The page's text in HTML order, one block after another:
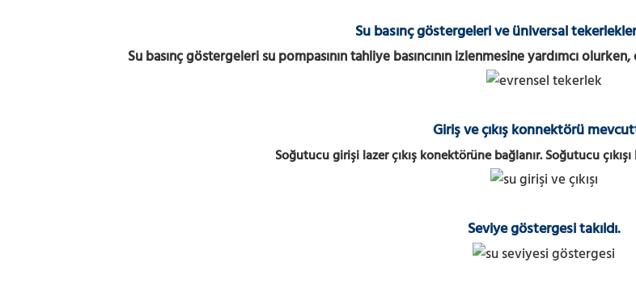
Su basınç göstergeleri ve üniversal
Su basınç göstergeleri su pompasının tahliye basıncının izlenmesine yardımcı
Giriş ve çıkış konnektörü
Soğutucu girişi lazer çıkış konektörüne bağlanır. Soğutucu
Seviye göstergesi takıldı.